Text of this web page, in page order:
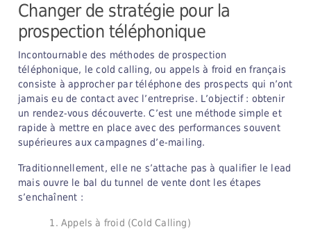
Changer de stratégie pour la
prospection téléphonique
Incontournable des méthodes de prospection
téléphonique, le cold calling, ou appels à froid en français
consiste à approcher par téléphone des prospects qui n’ont
jamais eu de contact avec l’entreprise. L’objectif : obtenir
un rendez-vous découverte. C’est une méthode simple et
rapide à mettre en place avec des performances souvent
supérieures aux campagnes d’e-mailing.
Traditionnellement, elle ne s’attache pas à qualifier le lead
mais ouvre le bal du tunnel de vente dont les étapes
s’enchaînent :
Appels à froid (Cold Calling)